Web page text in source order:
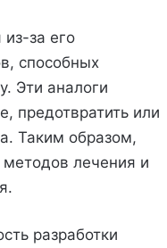
из-за его
способных
Эти аналоги
предотвратить или
Таким образом,
методов лечения и
разработки